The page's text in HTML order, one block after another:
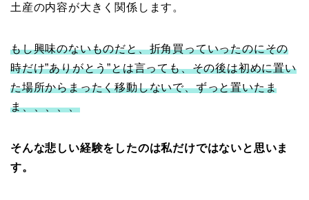
土産の内容が大きく関係します。
もし興味のないものだと、折角買っていったのにその
時だけ”ありがとう”とは言っても、その後は初めに置い
た場所からまったく移動しないで、ずっと置いたま
ま、、、、、
そんな悲しい経験をしたのは私だけではないと思いま
す。